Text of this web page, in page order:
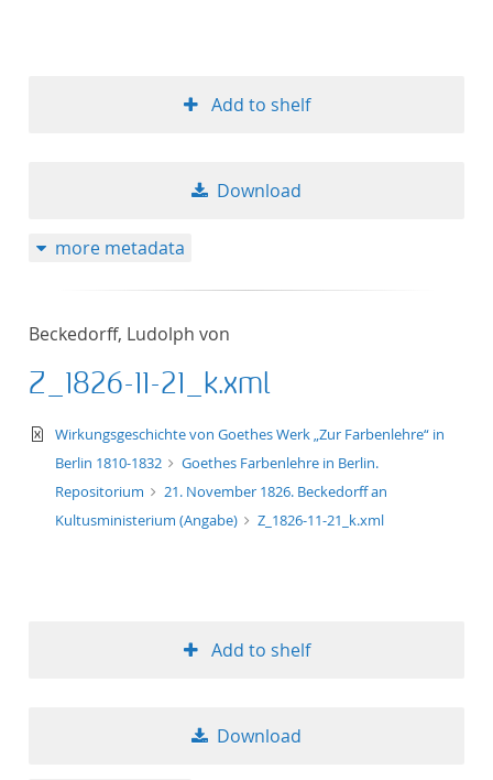
Add to shelf
Download
more metadata
Beckedorff, Ludolph von
Z_1826-11-21_k.xml
text/xml
Wirkungsgeschichte von Goethes Werk „Zur Farbenlehre“ in
Berlin 1810-1832
Goethes Farbenlehre in Berlin.
Repositorium
21. November 1826. Beckedorff an
Kultusministerium (Angabe)
Z_1826-11-21_k.xml
Add to shelf
Download